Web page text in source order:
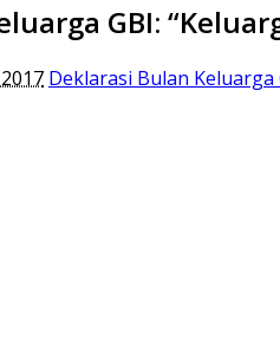
GBI:
Deklarasi Bulan Keluarga